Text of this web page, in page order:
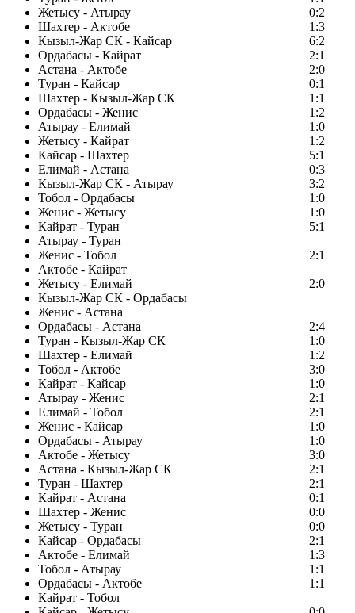
Жетысу - Атырау
0:2
Шахтер - Актобе
1:3
Кызыл-Жар СК - Кайсар
6:2
Ордабасы - Кайрат
2:1
Астана - Актобе
2:0
Туран - Кайсар
0:1
Шахтер - Кызыл-Жар СК
1:1
Ордабасы - Женис
1:2
Атырау - Елимай
1:0
Жетысу - Кайрат
1:2
Кайсар - Шахтер
5:1
Елимай - Астана
0:3
Кызыл-Жар СК - Атырау
3:2
Тобол - Ордабасы
1:0
Женис - Жетысу
1:0
Кайрат - Туран
5:1
Атырау - Туран
Женис - Тобол
2:1
Актобе - Кайрат
Жетысу - Елимай
2:0
Кызыл-Жар СК - Ордабасы
Женис - Астана
Ордабасы - Астана
2:4
Туран - Кызыл-Жар СК
1:0
Шахтер - Елимай
1:2
Тобол - Актобе
3:0
Кайрат - Кайсар
1:0
Атырау - Женис
2:1
Елимай - Тобол
2:1
Женис - Кайсар
1:0
Ордабасы - Атырау
1:0
Актобе - Жетысу
3:0
Астана - Кызыл-Жар СК
2:1
Туран - Шахтер
2:1
Кайрат - Астана
0:1
Шахтер - Женис
0:0
Жетысу - Туран
0:0
Кайсар - Ордабасы
2:1
Актобе - Елимай
1:3
Тобол - Атырау
1:1
Ордабасы - Актобе
1:1
Кайрат - Тобол